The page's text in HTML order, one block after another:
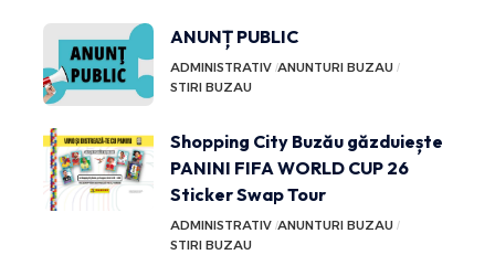
ANUNȚ PUBLIC
ADMINISTRATIV ANUNTURI BUZAU
STIRI BUZAU
Shopping City Buzău găzduiește
PANINI FIFA WORLD CUP 26
Sticker Swap Tour
ADMINISTRATIV ANUNTURI BUZAU
STIRI BUZAU